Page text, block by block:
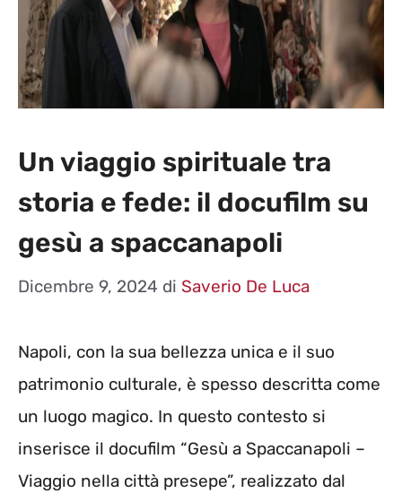
Un viaggio spirituale tra
storia e fede: il docufilm su
gesù a spaccanapoli
Dicembre 9, 2024 di Saverio De Luca
Napoli, con la sua bellezza unica e il suo
patrimonio culturale, è spesso descritta come
un luogo magico. In questo contesto si
inserisce il docufilm “Gesù a Spaccanapoli –
Viaggio nella città presepe”, realizzato dal